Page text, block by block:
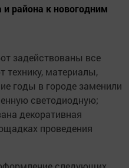
и района к новогодним
задействованы все
технику, материалы,
годы в городе заменили
светодиодную;
декоративная
проведения